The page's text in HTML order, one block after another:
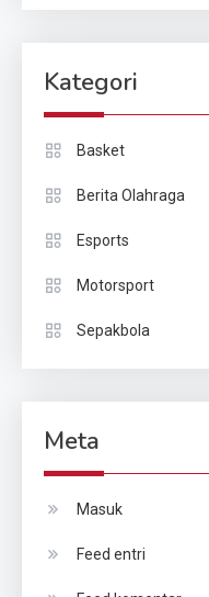
Kategori
Basket
Berita Olahraga
Esports
Motorsport
Sepakbola
Meta
Masuk
Feed entri